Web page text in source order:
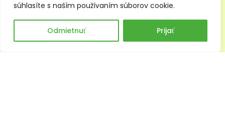
súhlasíte s naším používaním súborov cookie.
Odmietnuť Prijať